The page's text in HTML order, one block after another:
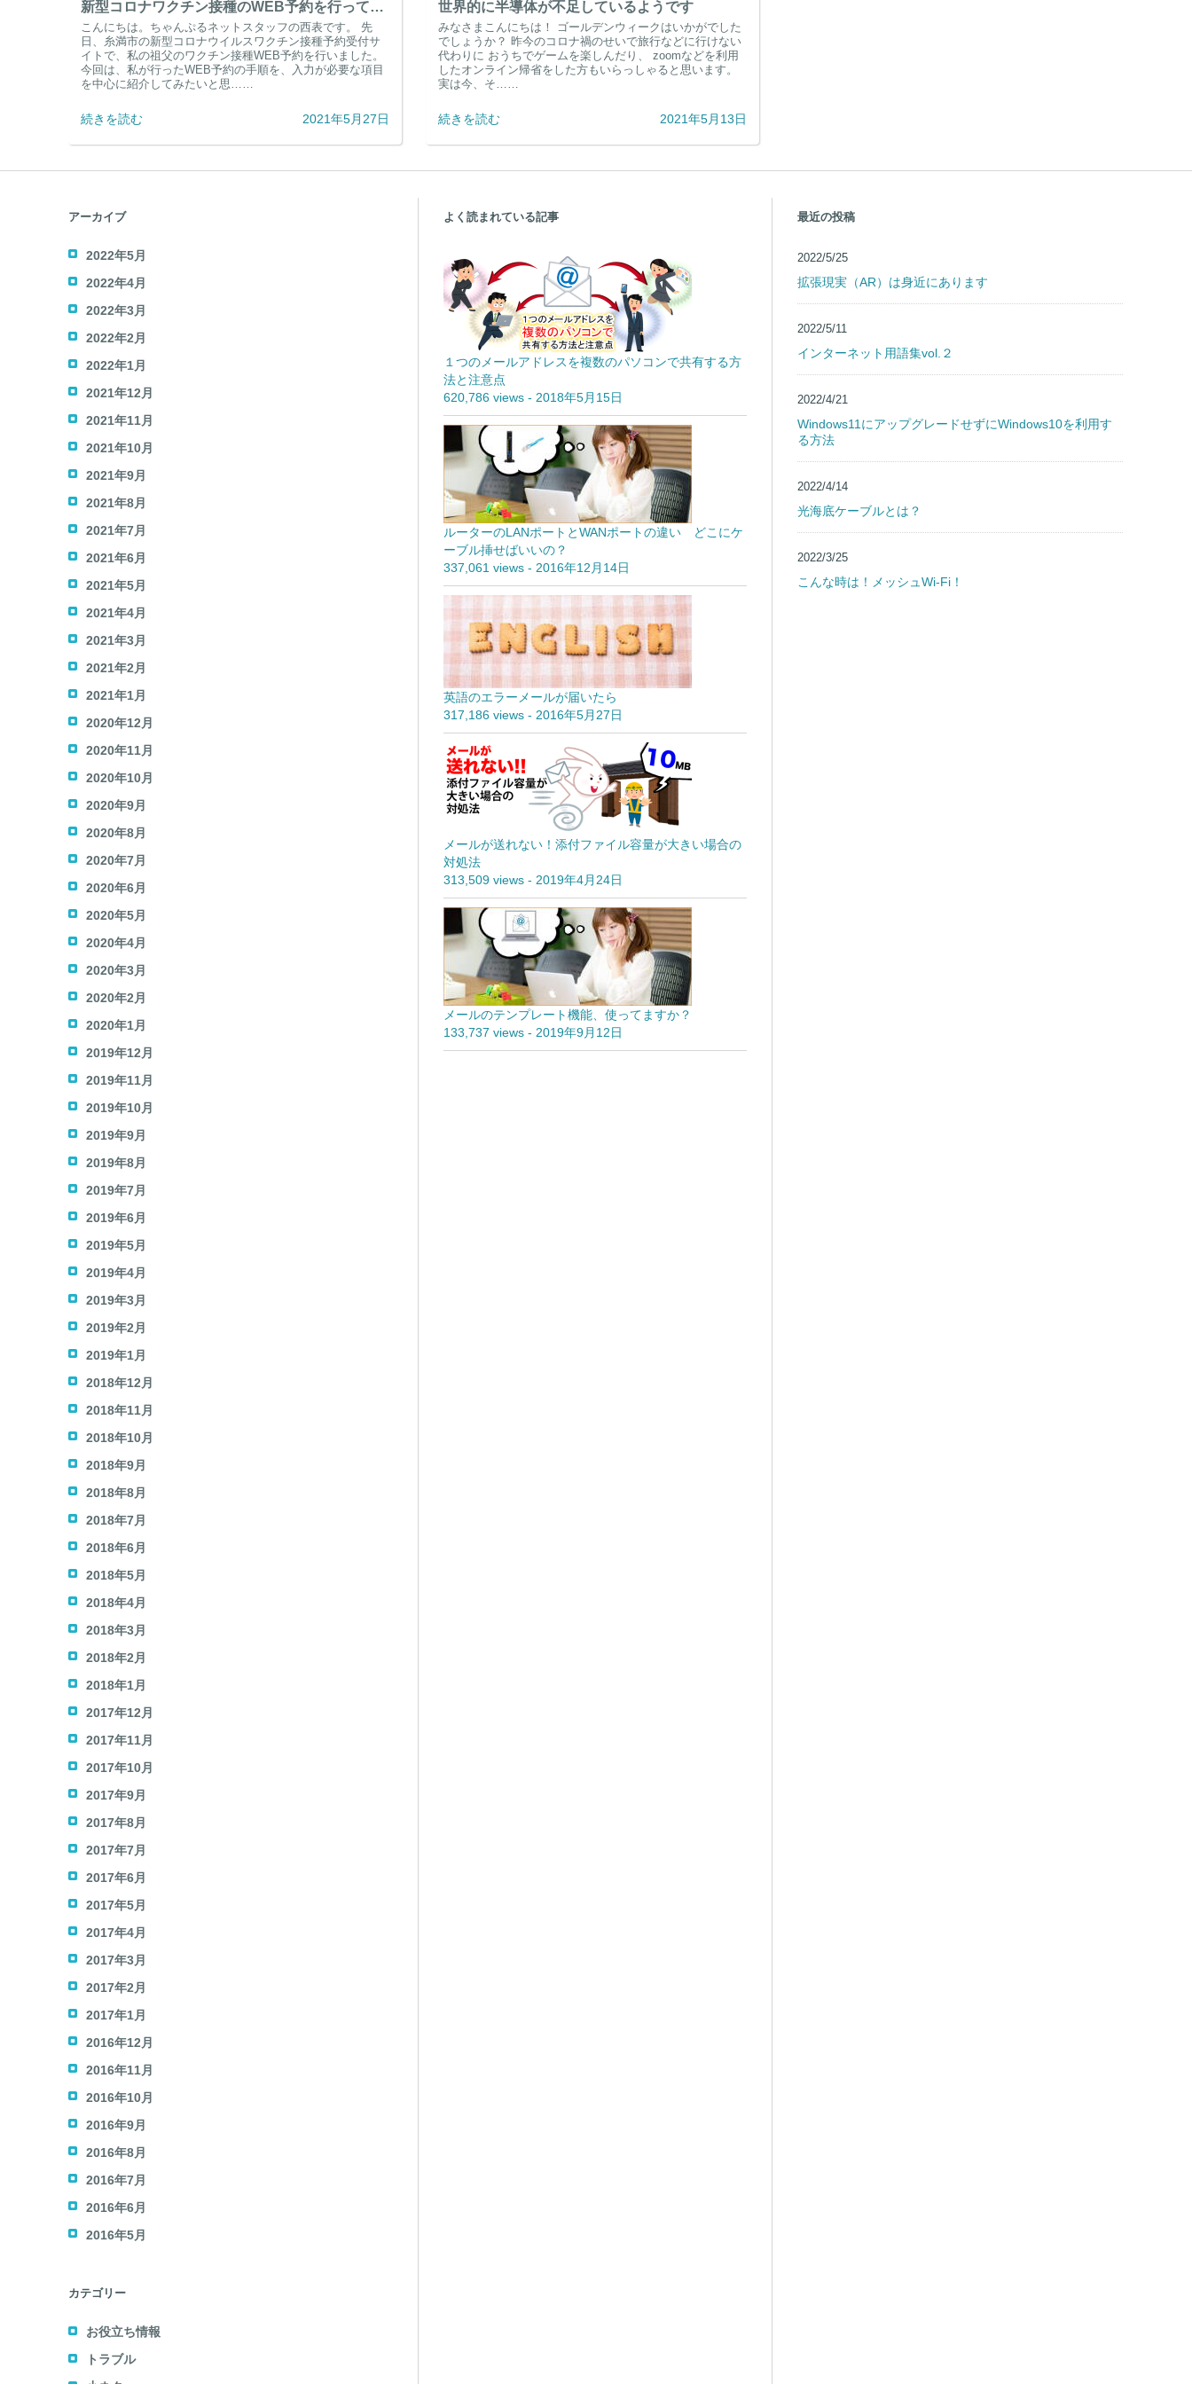
新型コロナワクチン接種のWEB予約を行ってみました。
こんにちは。ちゃんぷるネットスタッフの西表です。 先
日、糸満市の新型コロナウイルスワクチン接種予約受付サ
イトで、私の祖父のワクチン接種WEB予約を行いました。
今回は、私が行ったWEB予約の手順を、入力が必要な項目
を中心に紹介してみたいと思……
続きを読む 2021年5月27日
世界的に半導体が不足しているようです
みなさまこんにちは！ ゴールデンウィークはいかがでした
でしょうか？ 昨今のコロナ禍のせいで旅行などに行けない
代わりに おうちでゲームを楽しんだり、 zoomなどを利用
したオンライン帰省をした方もいらっしゃると思います。
実は今、そ……
続きを読む 2021年5月13日
アーカイブ
2022年5月
2022年4月
2022年3月
2022年2月
2022年1月
2021年12月
2021年11月
2021年10月
2021年9月
2021年8月
2021年7月
2021年6月
2021年5月
2021年4月
2021年3月
2021年2月
2021年1月
2020年12月
2020年11月
2020年10月
2020年9月
2020年8月
2020年7月
2020年6月
2020年5月
2020年4月
2020年3月
2020年2月
2020年1月
2019年12月
2019年11月
2019年10月
2019年9月
2019年8月
2019年7月
2019年6月
2019年5月
2019年4月
2019年3月
2019年2月
2019年1月
2018年12月
2018年11月
2018年10月
2018年9月
2018年8月
2018年7月
2018年6月
2018年5月
2018年4月
2018年3月
2018年2月
2018年1月
2017年12月
2017年11月
2017年10月
2017年9月
2017年8月
2017年7月
2017年6月
2017年5月
2017年4月
2017年3月
2017年2月
2017年1月
2016年12月
2016年11月
2016年10月
2016年9月
2016年8月
2016年7月
2016年6月
2016年5月
カテゴリー
お役立ち情報
トラブル
よく読まれている記事
１つのメールアドレスを複数のパソコンで共有する方
法と注意点
620,786 views- 2018年5月15日
ルーターのLANポートとWANポートの違い どこにケ
ーブル挿せばいいの？
337,061 views- 2016年12月14日
英語のエラーメールが届いたら
317,186 views- 2016年5月27日
メールが送れない！添付ファイル容量が大きい場合の
対処法
313,509 views- 2019年4月24日
メールのテンプレート機能、使ってますか？
133,737 views- 2019年9月12日
最近の投稿
2022/5/25
拡張現実（AR）は身近にあります
2022/5/11
インターネット用語集vol.２
2022/4/21
Windows11にアップグレードせずにWindows10を利用す
る方法
2022/4/14
光海底ケーブルとは？
2022/3/25
こんな時は！メッシュWi-Fi！